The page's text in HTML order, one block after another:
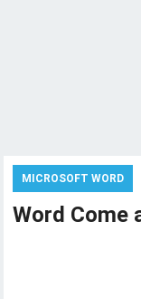
MICROSOFT WORD
Word Come